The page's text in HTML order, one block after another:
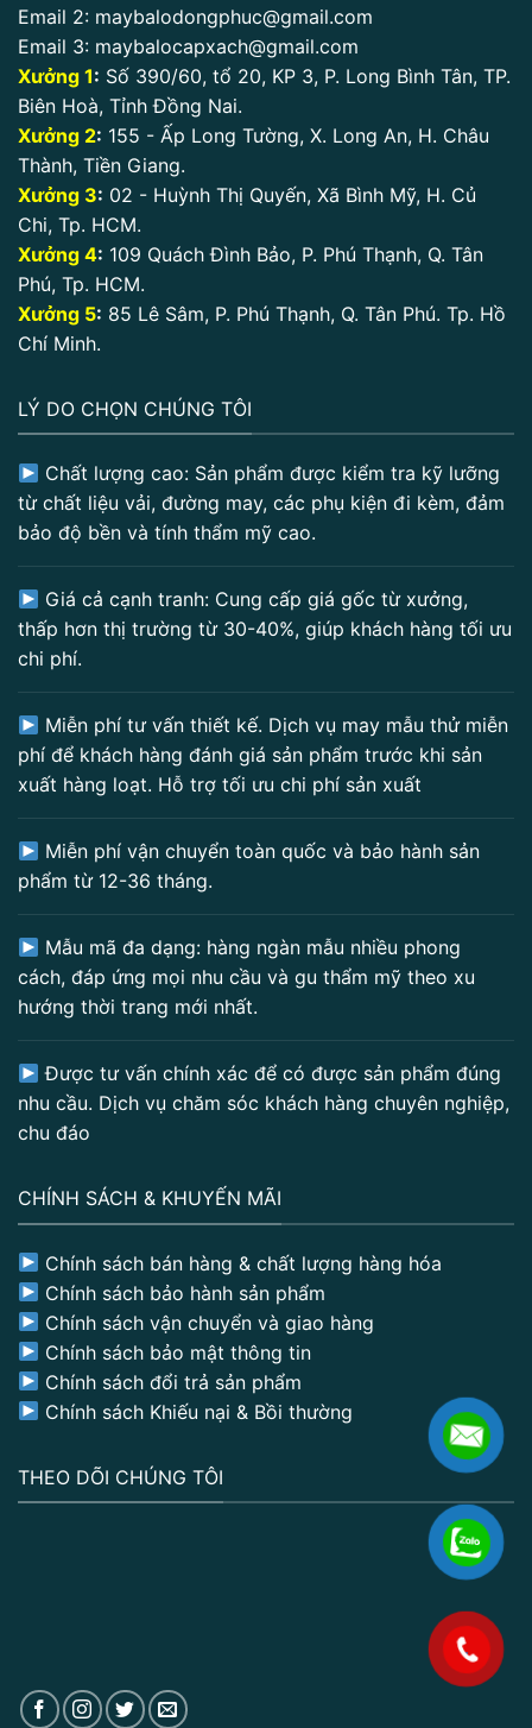
Email 2: maybalodongphuc@gmail.com
Email 3: maybalocapxach@gmail.com
Xưởng 1: Số 390/60, tổ 20, KP 3, P. Long Bình Tân, TP.
Biên Hoà, Tỉnh Đồng Nai.
Xưởng 2: 155 - Ấp Long Tường, X. Long An, H. Châu
Thành, Tiền Giang.
Xưởng 3: 02 - Huỳnh Thị Quyến, Xã Bình Mỹ, H. Củ
Chi, Tp. HCM.
Xưởng 4: 109 Quách Đình Bảo, P. Phú Thạnh, Q. Tân
Phú, Tp. HCM.
Xưởng 5: 85 Lê Sâm, P. Phú Thạnh, Q. Tân Phú. Tp. Hồ
Chí Minh.
LÝ DO CHỌN CHÚNG TÔI
Chất lượng cao: Sản phẩm được kiểm tra kỹ lưỡng
từ chất liệu vải, đường may, các phụ kiện đi kèm, đảm
bảo độ bền và tính thẩm mỹ cao.
Giá cả cạnh tranh: Cung cấp giá gốc từ xưởng,
thấp hơn thị trường từ 30-40%, giúp khách hàng tối ưu
chi phí.
Miễn phí tư vấn thiết kế. Dịch vụ may mẫu thử miễn
phí để khách hàng đánh giá sản phẩm trước khi sản
xuất hàng loạt. Hỗ trợ tối ưu chi phí sản xuất
Miễn phí vận chuyển toàn quốc và bảo hành sản
phẩm từ 12-36 tháng.
Mẫu mã đa dạng: hàng ngàn mẫu nhiều phong
cách, đáp ứng mọi nhu cầu và gu thẩm mỹ theo xu
hướng thời trang mới nhất.
Được tư vấn chính xác để có được sản phẩm đúng
nhu cầu. Dịch vụ chăm sóc khách hàng chuyên nghiệp,
chu đáo
CHÍNH SÁCH & KHUYẾN MÃI
Chính sách bán hàng & chất lượng hàng hóa
Chính sách bảo hành sản phẩm
Chính sách vận chuyển và giao hàng
Chính sách bảo mật thông tin
Chính sách đổi trả sản phẩm
Chính sách Khiếu nại & Bồi thường
THEO DÕI CHÚNG TÔI
.